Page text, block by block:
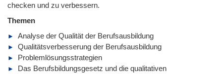
checken und zu verbessern.
Themen
Analyse der Qualität der Berufsausbildung
Qualitätsverbesserung der Berufsausbildung
Problemlösungsstrategien
Das Berufsbildungsgesetz und die qualitativen